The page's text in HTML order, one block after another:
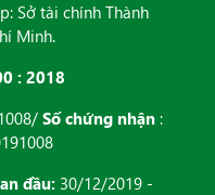
Sở tài chính Thành
Minh.
: 2018
Số chứng nhận :
đầu: 30/12/2019 -